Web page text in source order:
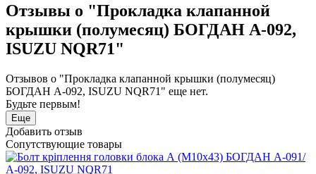
Отзывы о "Прокладка клапанной
крышки (полумесяц) БОГДАН А-092,
ISUZU NQR71"
Отзывов о "Прокладка клапанной крышки (полумесяц)
БОГДАН А-092, ISUZU NQR71" еще нет.
Будьте первым!
Еще
Добавить отзыв
Сопутствующие товары